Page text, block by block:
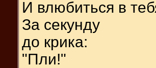
И влюбиться в
За секунду
до крика:
"Пли!"